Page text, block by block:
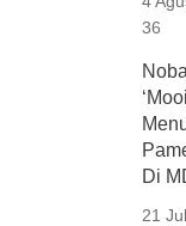
36
Di
21